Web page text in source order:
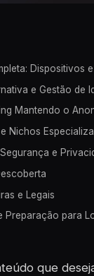
Dispositivos
e Gestão de
Mantendo o
Nichos
e
e Legais
Preparação para
que